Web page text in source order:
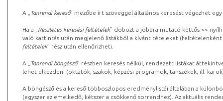
A „ Tanrendi kereső” mezőbe írt szöveggel általános keresést végezhet
Ha a „ Részletes keresési feltételek” dobozt a jobbra mutató kettős >>
való kattintás után megjelenő listákból a kívánt tételeket (feltételenként
feltételek” rész után ellenőrizheti.
A „ Tanrendi böngésző” részben keresés nélkül, rendezett listákat
lehet elkezdeni (oktatók, szakok, képzési programok, tanszékek, ill.
A böngésző és a kereső többoszlopos eredménylistái általában a
(egyszer az emelkedő, kétszer a csökkenő sorrendhez). Az aktuális